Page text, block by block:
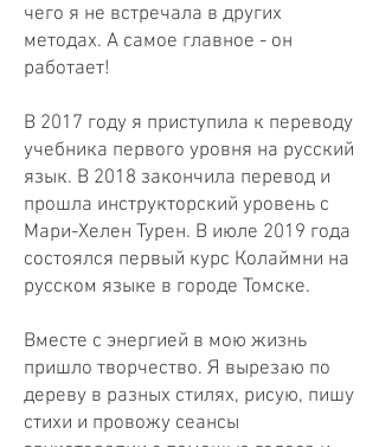
чего я не встречала в других
методах. А самое главное - он
работает!
В 2017 году я приступила к переводу
учебника первого уровня на русский
язык. В 2018 закончила перевод и
прошла инструкторский уровень с
Мари-Хелен Турен. В июле 2019 года
состоялся первый курс Колаймни на
русском языке в городе Томске.
Вместе с энергией в мою жизнь
пришло творчество. Я вырезаю по
дереву в разных стилях, рисую, пишу
стихи и провожу сеансы